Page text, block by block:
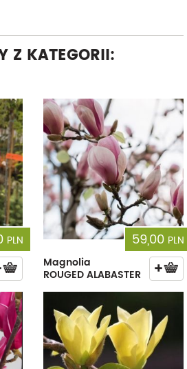
Z KATEGORII:
PLN
59,00 PLN
Magnolia
ROUGED ALABASTER